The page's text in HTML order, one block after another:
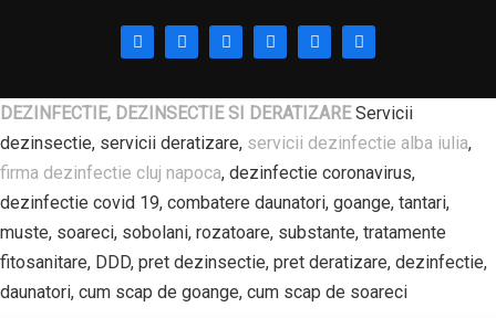
DEZINFECTIE, DEZINSECTIE SI DERATIZAREServicii
dezinsectie, servicii deratizare, servicii dezinfectie alba iulia,
firma dezinfectie cluj napoca, dezinfectie coronavirus,
dezinfectie covid 19, combatere daunatori, goange, tantari,
muste, soareci, sobolani, rozatoare, substante, tratamente
fitosanitare, DDD, pret dezinsectie, pret deratizare, dezinfectie,
daunatori, cum scap de goange, cum scap de soareci